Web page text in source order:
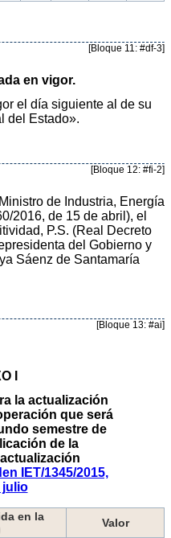
[Bloque 11: #df-3]
en vigor.
el día siguiente al de su
del Estado».
[Bloque 12: #fi-2]
de Industria, Energía
2016, de 15 de abril), el
P.S. (Real Decreto
del Gobierno y
Sáenz de Santamaría
[Bloque 13: #ai]
I
la actualización
que será
semestre de
de la
IET/1345/2015,
julio
en la
Valor